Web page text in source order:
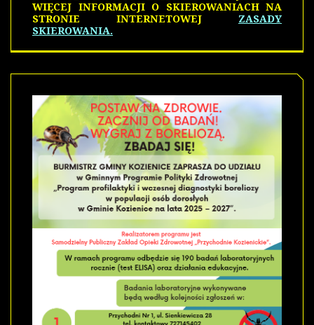
WIĘCEJ INFORMACJI O SKIEROWANIACH NA
STRONIE INTERNETOWEJ ZASADY
SKIEROWANIA.